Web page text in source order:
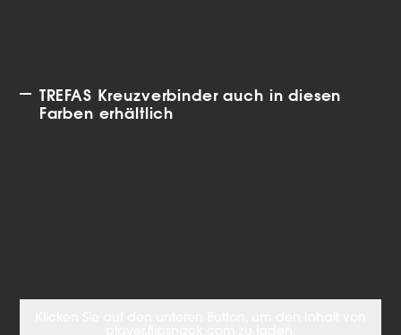
TREFAS Kreuzverbinder auch in diesen
Farben erhältlich